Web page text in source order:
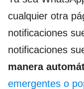
cualquier otra
notificaciones
notificaciones
manera
emergentes o